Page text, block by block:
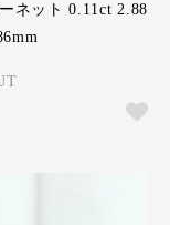
ネット 0.11ct 2.88